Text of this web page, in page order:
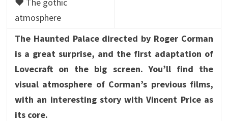
atmosphere
The Haunted Palace directed by Roger Corman
is a great surprise, and the first adaptation of
Lovecraft on the big screen. You’ll find the
visual atmosphere of Corman’s previous films,
with an interesting story with Vincent Price as
its core.